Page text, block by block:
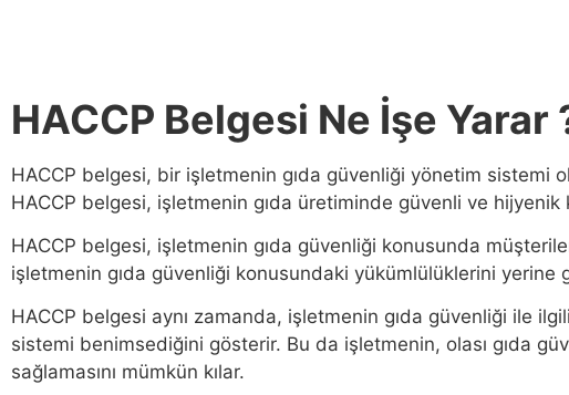
HACCP Belgesi Ne İşe Yarar
HACCP belgesi, bir işletmenin gıda güvenliği yönetim sistemi
HACCP belgesi, işletmenin gıda üretiminde güvenli ve hijyenik
HACCP belgesi, işletmenin gıda güvenliği konusunda
işletmenin gıda güvenliği konusundaki yükümlülüklerini
HACCP belgesi aynı zamanda, işletmenin gıda güvenliği ile
sistemi benimsediğini gösterir. Bu da işletmenin, olası gıda
sağlamasını mümkün kılar.